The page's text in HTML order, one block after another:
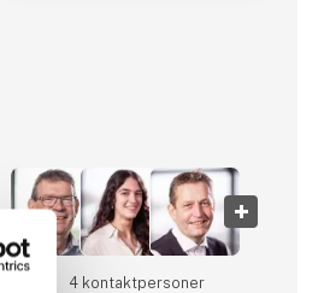
4 kontakt­personer